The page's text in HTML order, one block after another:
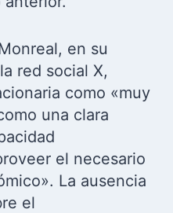
en su
red social X,
como «muy
una clara
el necesario
La ausencia
el